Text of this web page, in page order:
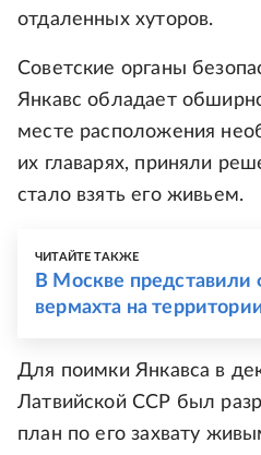
отдаленных хуторов.
Советские органы
Янкавс обладает
месте расположения
их главарях, приняли
стало взять его живьем.
ЧИТАЙТЕ ТАКЖЕ
В Москве представили
вермахта на
Для поимки Янкавса в
Латвийской ССР был
план по его захвату